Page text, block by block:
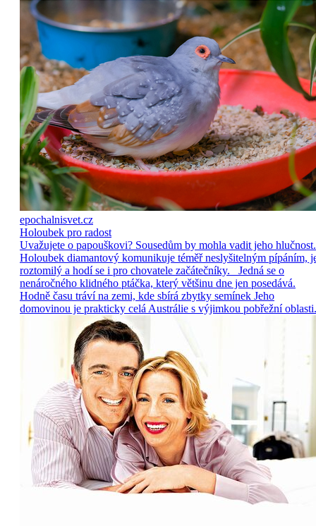
epochalnisvet.cz
Holoubek pro radost
Uvažujete o papouškovi? Sousedům by mohla vadit jeho hlučnost.
Holoubek diamantový komunikuje téměř neslyšitelným pípáním,
roztomilý a hodí se i pro chovatele začátečníky. Jedná se o
nenáročného klidného ptáčka, který většinu dne jen posedává.
Hodně času tráví na zemi, kde sbírá zbytky semínek Jeho
domovinou je prakticky celá Austrálie s výjimkou pobřežní oblasti.